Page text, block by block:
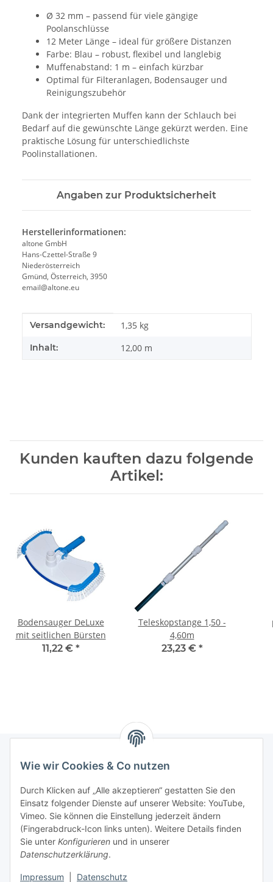
Wie wir Cookies & Co nutzen
Durch Klicken auf „Alle akzeptieren“ gestatten Sie den
Einsatz folgender Dienste auf unserer Website: YouTube,
Vimeo. Sie können die Einstellung jederzeit ändern
(Fingerabdruck-Icon links unten). Weitere Details finden
Sie unter Konfigurieren und in unserer
Datenschutzerklärung.
Impressum Datenschutz
Ø 32 mm – passend für viele gängige
Poolanschlüsse
12 Meter Länge – ideal für größere Distanzen
Farbe: Blau – robust, flexibel und langlebig
Muffenabstand: 1 m – einfach kürzbar
Optimal für Filteranlagen, Bodensauger und
Reinigungszubehör
Dank der integrierten Muffen kann der Schlauch bei
Bedarf auf die gewünschte Länge gekürzt werden. Eine
praktische Lösung für unterschiedlichste
Poolinstallationen.
Angaben zur Produktsicherheit
Herstellerinformationen:
altone GmbH
Hans-Czettel-Straße 9
Niederösterreich
Gmünd, Österreich, 3950
email@altone.eu
Produkteigenschaft
Wert
Versandgewicht: 1,35 kg
Inhalt: 12,00 m
Kunden kauften dazu folgende
Artikel:
Bodensauger DeLuxe
mit seitlichen Bürsten
11,22 € *
Teleskopstange 1,50 -
4,60m
23,23 € *
Gesetzliche Informationen
Starke Marken